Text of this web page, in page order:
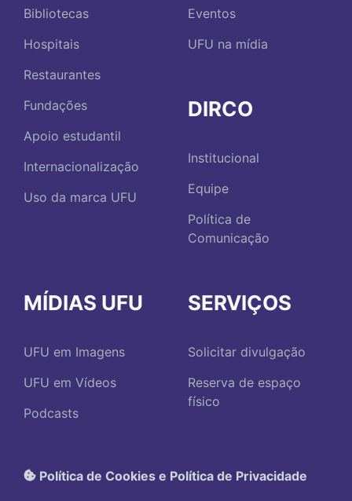
Bibliotecas
Hospitais
Restaurantes
Fundações
Apoio estudantil
Internacionalização
Uso da marca UFU
Eventos
UFU na mídia
DIRCO
Institucional
Equipe
Política de
Comunicação
MÍDIAS UFU
UFU em Imagens
UFU em Vídeos
Podcasts
SERVIÇOS
Solicitar divulgação
Reserva de espaço
físico
Política de Cookies e Política de Privacidade